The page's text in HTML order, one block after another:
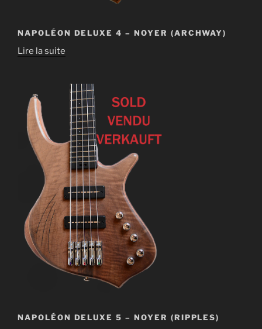
NAPOLÉON DELUXE 4 – NOYER (ARCHWAY)
Lire la suite
NAPOLÉON DELUXE 5 – NOYER (RIPPLES)